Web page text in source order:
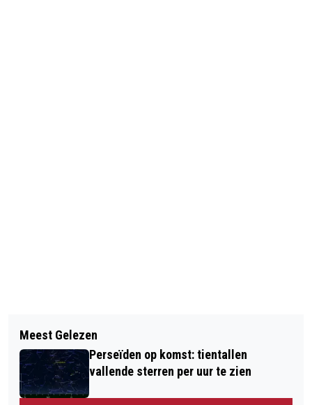
GEMEENTEN VREZEN VOOR LOKALE
VEILIGHEID DOOR BEZUINIGINGEN
OPSTELTEN
OUDEREN VAKER SLACHTOFFER VAN
GEWELD
Meest Gelezen
Perseïden op komst: tientallen
vallende sterren per uur te zien